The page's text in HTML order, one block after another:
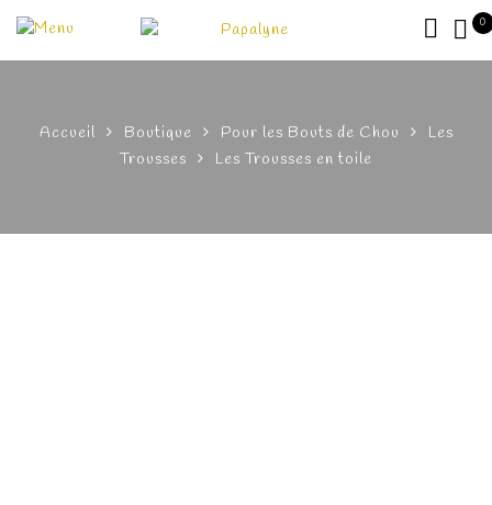
0
Accueil Boutique Pour les Bouts de Chou
Les
Trousses
Les Trousses en toile